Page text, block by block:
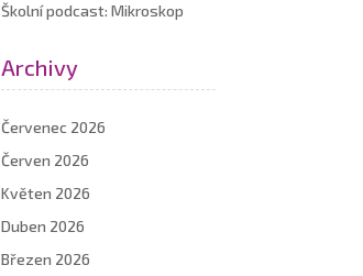
Školní podcast: Mikroskop
Archivy
Červenec 2026
Červen 2026
Květen 2026
Duben 2026
Březen 2026